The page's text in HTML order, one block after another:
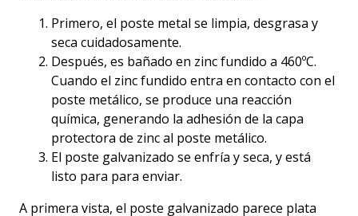
Primero, el poste metal se limpia, desgrasa y
seca cuidadosamente.
Después, es bañado en zinc fundido a 460ºC.
Cuando el zinc fundido entra en contacto con el
poste metálico, se produce una reacción
química, generando la adhesión de la capa
protectora de zinc al poste metálico.
El poste galvanizado se enfría y seca, y está
listo para para enviar.
A primera vista, el poste galvanizado parece plata